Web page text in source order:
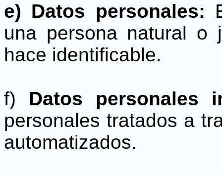
e) Datos personales:
una persona natural o
hace identificable.
f) Datos personales
personales tratados a
automatizados.